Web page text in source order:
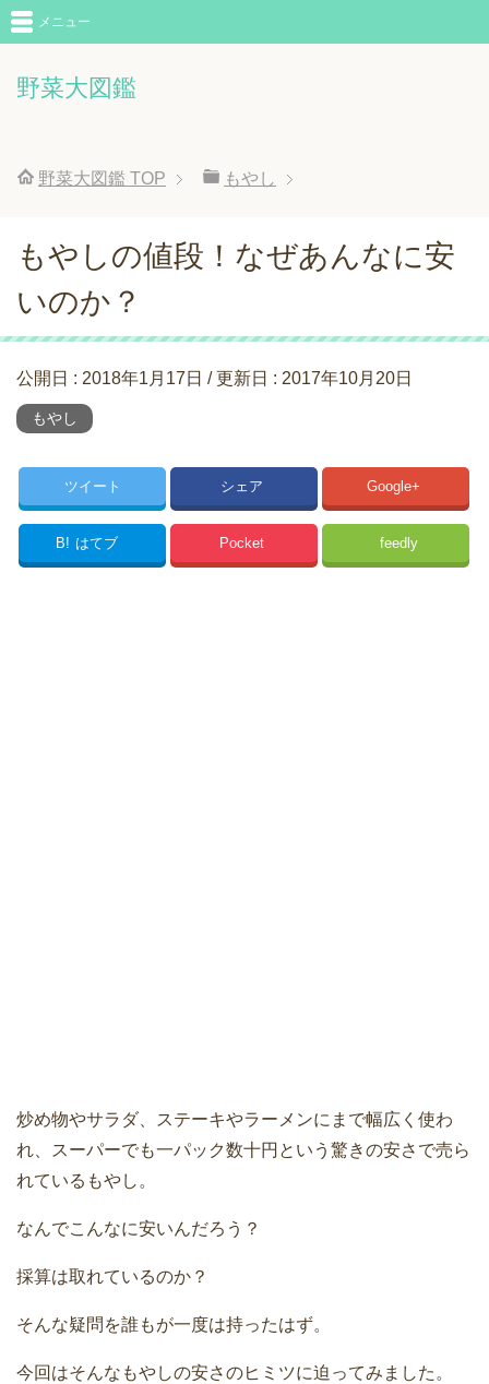
野菜大図鑑
メニュー
野菜大図鑑 TOP もやし
もやしの値段！なぜあんなに安
いのか？
公開日 : 2018年1月17日 / 更新日 : 2017年10月20日
もやし
ツイート シェア Google+
B! はてブ Pocket feedly
炒め物やサラダ、ステーキやラーメンにまで幅広く使わ
れ、スーパーでも一パック数十円という驚きの安さで売ら
れているもやし。
なんでこんなに安いんだろう？
採算は取れているのか？
そんな疑問を誰もが一度は持ったはず。
今回はそんなもやしの安さのヒミツに迫ってみました。